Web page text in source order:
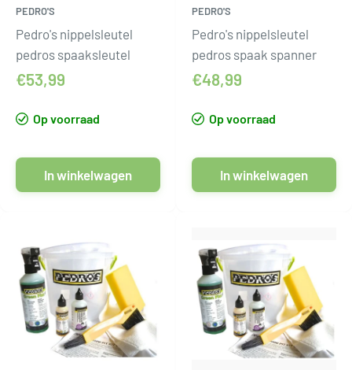
PEDRO'S
Pedro's nippelsleutel
pedros spaaksleutel
€53,99
Op voorraad
In winkelwagen
PEDRO'S
Pedro's nippelsleutel
pedros spaak spanner
€48,99
Op voorraad
In winkelwagen